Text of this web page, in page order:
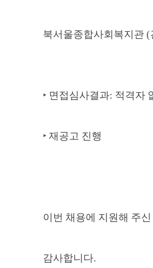
북서울종합사회복지관 (
‣ 면접심사결과: 적격자
‣ 재공고 진행
이번 채용에 지원해 주
감사합니다.